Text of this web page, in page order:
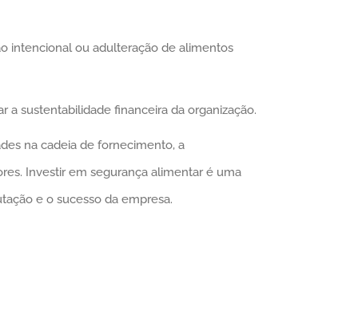
intencional ou adulteração de alimentos
a sustentabilidade financeira da organização.
na cadeia de fornecimento, a
Investir em segurança alimentar é uma
e o sucesso da empresa.